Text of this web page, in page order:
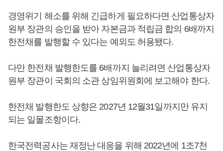
경영위기 해소를 위해 긴급하게 필요하다면 산업통상자
원부 장관의 승인을 받아 자본금과 적립금 합의 6배까지
한전채를 발행할 수 있다는 예외도 허용됐다.
다만 한전채 발행한도를 6배까지 늘리려면 산업통상자
원부 장관이 국회의 소관 상임위원회에 보고해야 한다.
한전채 발행한도 상향은 2027년 12월31일까지만 유지
되는 일몰조항이다.
한국전력공사는 재정난 대응을 위해 2022년에 1조7천